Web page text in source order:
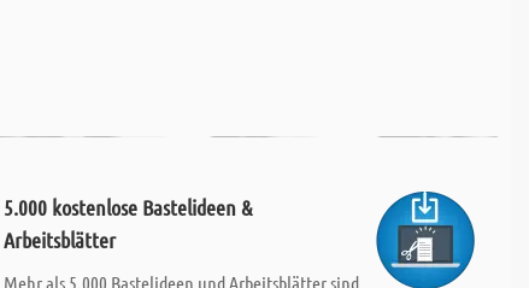
5.000 kostenlose Bastelideen &
Arbeitsblätter
Mehr als 5.000 Bastelideen und Arbeitsblätter sind